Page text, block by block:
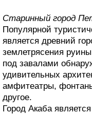
Старинный город
Популярной
является древний
землетрясения
под завалами
удивительных
амфитеатры,
другое.
Город Акаба